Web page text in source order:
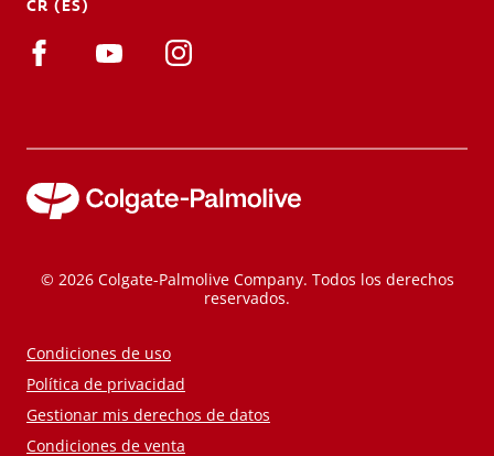
CR (ES)
© 2026 Colgate-Palmolive Company. Todos los derechos
reservados.
Condiciones de uso
Política de privacidad
Gestionar mis derechos de datos
Condiciones de venta